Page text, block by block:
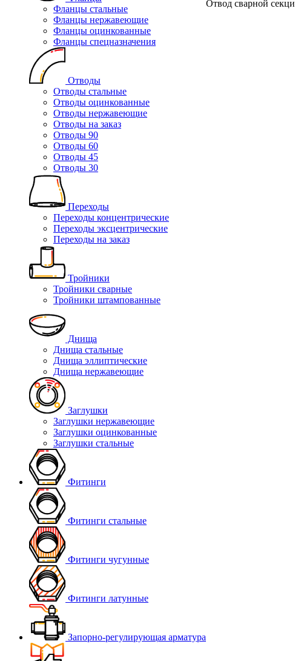
Фланцы стальные
Фланцы нержавеющие
Фланцы оцинкованные
Фланцы спецназначения
Отводы
Отводы стальные
Отводы оцинкованные
Отводы нержавеющие
Отводы на заказ
Отводы 90
Отводы 60
Отводы 45
Отводы 30
Переходы
Переходы концентрические
Переходы эксцентрические
Переходы на заказ
Тройники
Тройники сварные
Тройники штампованные
Днища
Днища стальные
Днища эллиптические
Днища нержавеющие
Заглушки
Заглушки нержавеющие
Заглушки оцинкованные
Заглушки стальные
Фитинги
Фитинги стальные
Фитинги чугунные
Фитинги латунные
Запорно-регулирующая арматура
Отвод сварной